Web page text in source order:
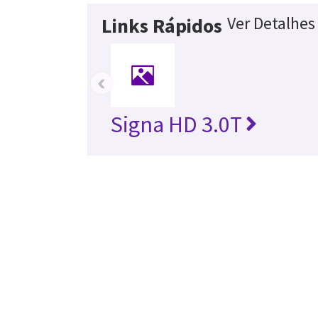
Links Rápidos Ver
Signa HD 3.0T
‹